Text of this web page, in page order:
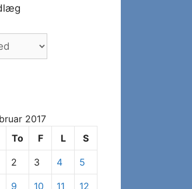
2017
To F L S
2 3 4 5
9 10 11 12